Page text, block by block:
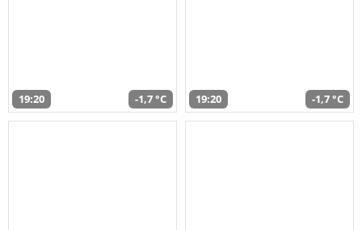
19:20 -1,7 °C 19:20 -1,7 °C